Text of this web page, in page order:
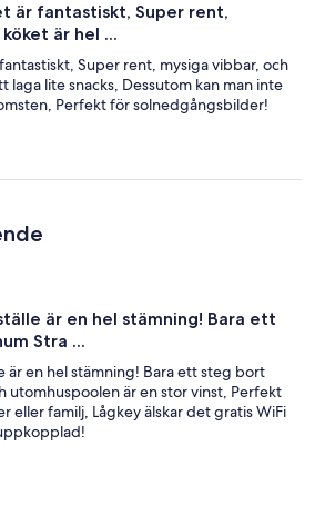
är fantastiskt, Super rent,
är hel ...
Super rent, mysiga vibbar, och
laga lite snacks, Dessutom kan man inte
Perfekt för solnedgångsbilder!
är en hel stämning! Bara ett
Stra ...
är en hel stämning! Bara ett steg bort
utomhuspoolen är en stor vinst, Perfekt
eller familj, Lågkey älskar det gratis WiFi